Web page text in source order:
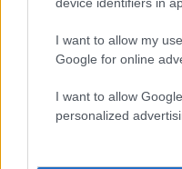
I want to allow my
Google for online
I want to allow
personalized